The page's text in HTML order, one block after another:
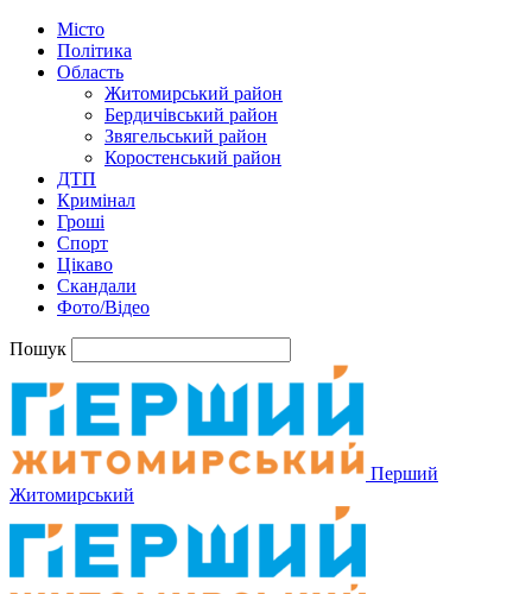
Місто
Політика
Область
Житомирський район
Бердичівський район
Звягельський район
Коростенський район
ДТП
Кримінал
Гроші
Спорт
Цікаво
Скандали
Фото/Відео
Пошук
Перший
Житомирський